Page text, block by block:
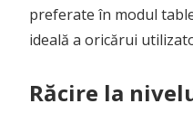
preferate în modul
ideală a oricărui
Răcire la